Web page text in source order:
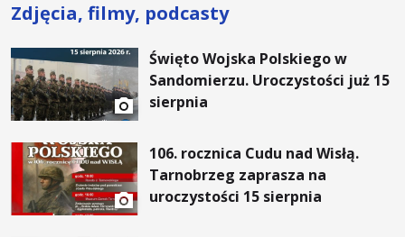
Zdjęcia, filmy, podcasty
Święto Wojska Polskiego w
Sandomierzu. Uroczystości już 15
sierpnia
106. rocznica Cudu nad Wisłą.
Tarnobrzeg zaprasza na
uroczystości 15 sierpnia